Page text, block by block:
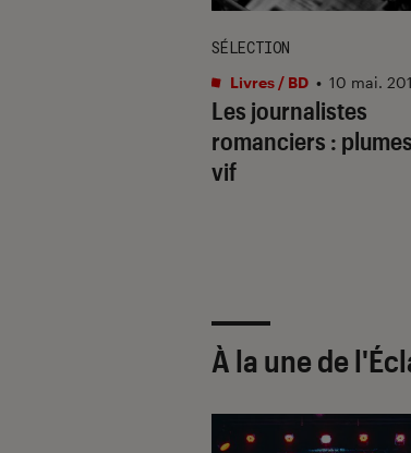
Les journalistes
romanciers :
vif
SÉLECTION
Livres / BD • 10 mai.
À la une de